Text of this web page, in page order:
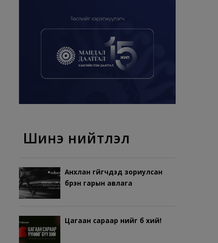
Шинэ нийтлэл
Анхлан гүйгчдэд зориулсан
бүрэн гарын авлага
Цагаан сараар үүнийг бүү хий!